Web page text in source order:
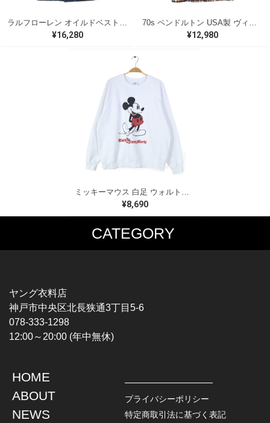
¥16,280 ¥12,980
ミッキーマウス 白足 ウォルトディズニーオフィシャル スウェット ホワイト WALT DISNEY WORLD ウォルトディズニーオフィシャル サイズXL相当 古着 CF0995
¥8,690
CATEGORY
MUSIC TEE
HARDCORE / PUNK
PROGLESSIVE ROCK
POPS
SOUL / R&B
T-SHIRTS
CHAMPION
TOPS
L / S SHIRT
S / S SHIRT
JACKET
DENIM
LEATHER
ヤング衣料店
神戸市中央区北長狭通3丁目5-6
078-333-1298
12:00～20:00 (年中無休)
HOME
ABOUT
NEWS
プライバシーポリシー
特定商取引法に基づく表記